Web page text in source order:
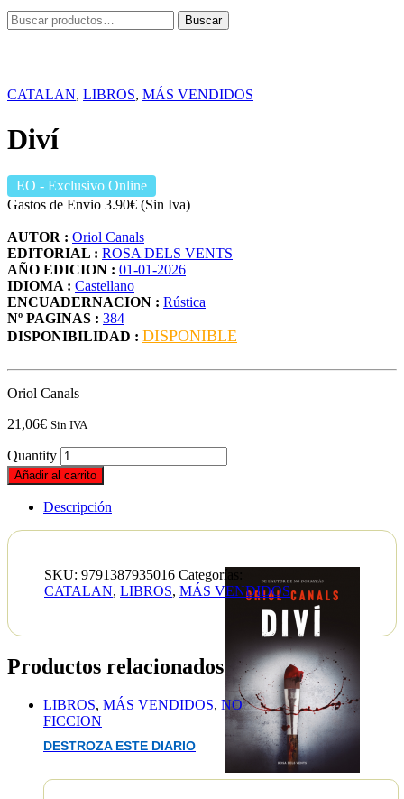
Buscar
por:
Buscar
CATALAN, LIBROS, MÁS VENDIDOS
Diví
EO - Exclusivo Online
Gastos de Envio 3.90€ (Sin Iva)
AUTOR : Oriol Canals
EDITORIAL : ROSA DELS VENTS
AÑO EDICION : 01-01-2026
IDIOMA : Castellano
ENCUADERNACION : Rústica
Nº PAGINAS : 384
DISPONIBILIDAD : DISPONIBLE
Oriol Canals
21,06€ Sin IVA
Quantity
Añadir al carrito
Descripción
EAN :9791387935016
SKU: 9791387935016 Categorías:
CATALAN, LIBROS, MÁS VENDIDOS
Productos relacionados
LIBROS, MÁS VENDIDOS, NO
FICCION
DESTROZA ESTE DIARIO